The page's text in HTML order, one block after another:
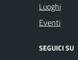
Luoghi
Eventi
SEGUICI SU